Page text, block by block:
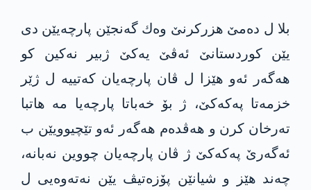
بلا ل ده‌مێ هزركرنێ وه‌ك‌ گه‌نجێن پارچه‌‌یێن دی
یێن كوردستانێ ئه‌ڤێ یه‌كێ ژبیر نه‌كین كو
هه‌گه‌ر ئه‌و هێزا ل ڤان پارچه‌‌یان كه‌تییه‌ ل ژێر
خزمه‌تا په‌كه‌كێ، ژ بۆ خه‌باتا پارچه‌‌یا مه‌ هاتبا
ته‌رخان كرن و هه‌ڤده‌م هه‌گه‌ر ئه‌و تێچیوویێن ب
ئه‌گه‌رێ په‌كه‌كێ ژ ڤان پارچه‌‌یان چووین نه‌بانه‌،
چه‌ند هێز و شیانێن پۆزه‌تیڤ یێن نه‌ته‌وه‌یی ل